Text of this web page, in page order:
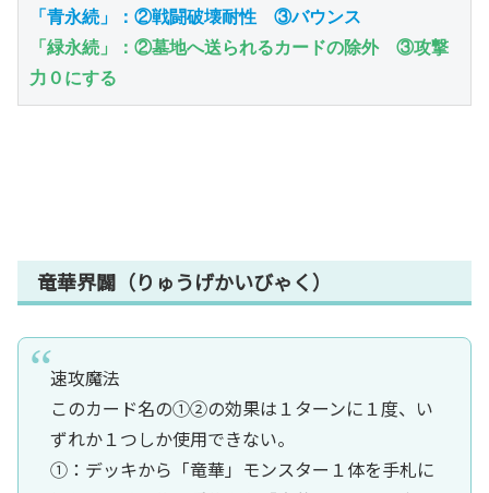
「青永続」：②戦闘破壊耐性　③バウンス
「緑永続」：②墓地へ送られるカードの除外　③攻撃
力０にする
竜華界闢（りゅうげかいびゃく）
速攻魔法
このカード名の①②の効果は１ターンに１度、い
ずれか１つしか使用できない。
①：デッキから「竜華」モンスター１体を手札に